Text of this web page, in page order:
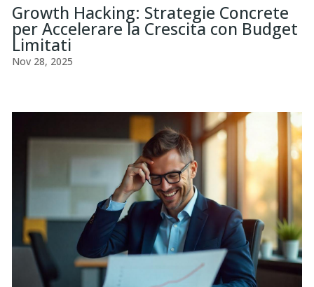
Growth Hacking: Strategie Concrete
per Accelerare la Crescita con Budget
Limitati
Nov 28, 2025